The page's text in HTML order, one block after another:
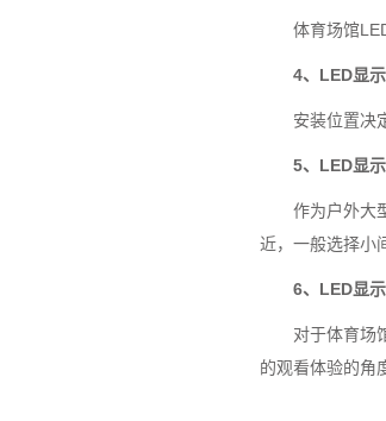
体育场馆
4、LED显
安装位置决
5、LED显
作为户外大
近，一般选择小
6、LED显
对于体育场
的观看体验的角